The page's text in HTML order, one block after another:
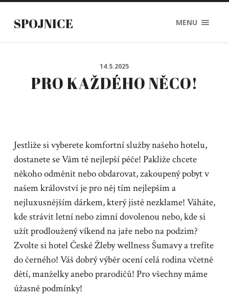
SPOJNICE MENU
14.5.2025
PRO KAŽDÉHO NĚCO!
Jestliže si vyberete komfortní služby našeho hotelu,
dostanete se Vám té nejlepší péče! Pakliže chcete
někoho odměnit nebo obdarovat, zakoupený pobyt v
našem království je pro něj tím nejlepším a
nejluxusnějším dárkem, který jistě nezklame! Váháte,
kde strávit letní nebo zimní dovolenou nebo, kde si
užít prodloužený víkend na jaře nebo na podzim?
Zvolte si hotel České Žleby wellness Šumavy a trefíte
do černého! Váš dobrý výběr ocení celá rodina včetně
dětí, manželky anebo prarodičů! Pro všechny máme
úžasné podmínky!